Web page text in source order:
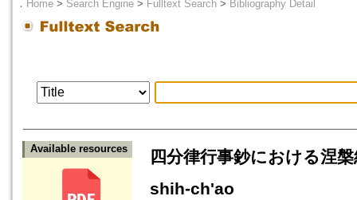
． Home > Search Engine > Fulltext Search > Bibliography Detail
Available resources
四分律行事鈔における涅
shih-ch'ao